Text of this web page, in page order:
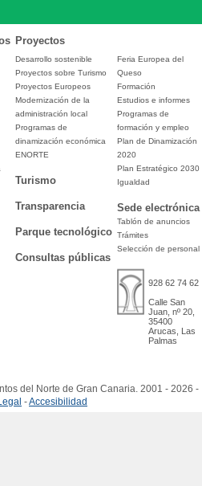
Proyectos
Desarrollo sostenible
Proyectos sobre Turismo
Proyectos Europeos
Modernización de la
administración local
Programas de
dinamización económica
ENORTE
Turismo
Transparencia
Parque tecnológico
Consultas públicas
Feria Europea del
Queso
Formación
Estudios e informes
Programas de
formación y empleo
Plan de Dinamización
2020
Plan Estratégico 2030
Igualdad
Sede electrónica
Tablón de anuncios
Trámites
Selección de personal
928 62 74 62
Calle San
Juan, nº 20,
35400
Arucas, Las
Palmas
del Norte de Gran Canaria. 2001 - 2026 -
-Accesibilidad